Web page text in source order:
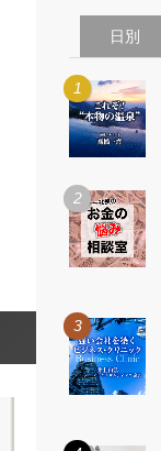
日別
1
2
3